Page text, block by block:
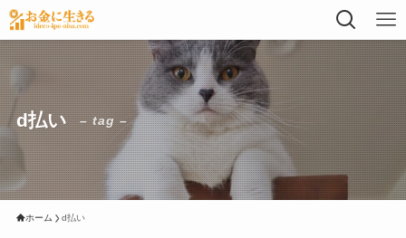
d払い – tag –
ホーム d払い